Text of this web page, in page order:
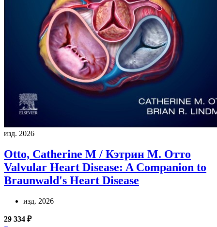
изд. 2026
Otto, Catherine M / Кэтрин М. Отто
Valvular Heart Disease: A Companion to
Braunwald's Heart Disease
изд. 2026
29 334 ₽